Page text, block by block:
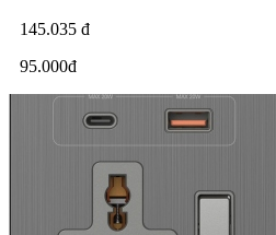
145.035 đ
95.000đ